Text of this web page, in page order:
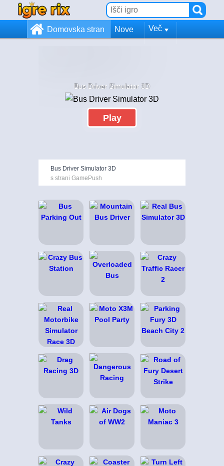
Domovska stran Nove Več
Bus Driver Simulator 3D
Play
Bus Driver Simulator 3D
s strani GamePush